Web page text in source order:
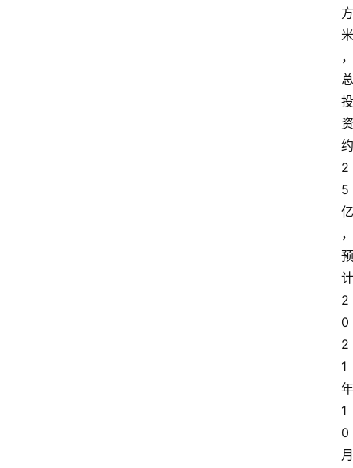
方
米
，
总
投
资
约
2
5
亿
，
预
计
2
0
2
1
年
1
0
月